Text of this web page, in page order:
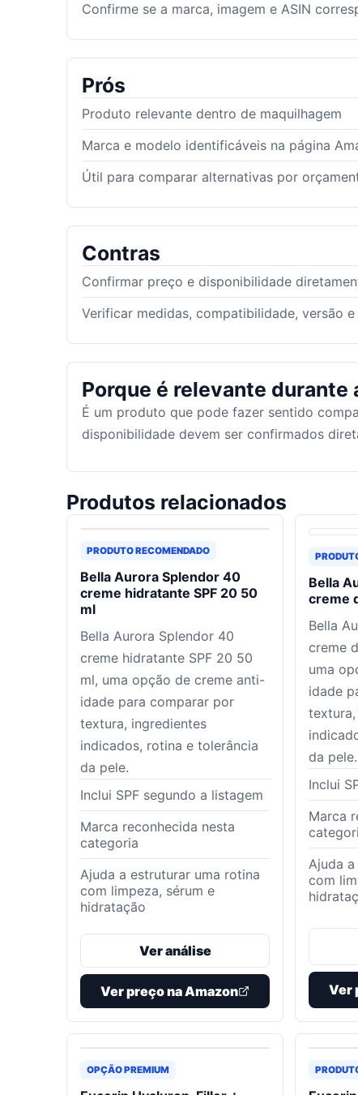
Confirme se a marca, imagem e ASIN
Prós
Produto relevante dentro de maquilhagem
Marca e modelo identificáveis na página
Útil para comparar alternativas por
Contras
Confirmar preço e disponibilidade
Verificar medidas, compatibilidade, versão
Porque é relevante durante
É um produto que pode fazer sentido
disponibilidade devem ser confirmados
Produtos relacionados
PRODUTO RECOMENDADO
Bella Aurora Splendor 40
creme hidratante SPF 20 50
ml
Bella Aurora Splendor 40
creme hidratante SPF 20 50
ml, uma opção de creme anti-
idade para comparar por
textura, ingredientes
indicados, rotina e tolerância
da pele.
Inclui SPF segundo a listagem
Marca reconhecida nesta
categoria
Ajuda a estruturar uma rotina
com limpeza, sérum e
hidratação
Ver análise
Ver preço na Amazon
Bella
creme
Bella
creme
uma
idade
da pele.
Inclui
Marca
Ajuda
com
Ver
OPÇÃO PREMIUM